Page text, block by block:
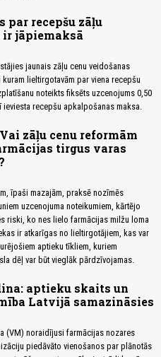
par recepšu zāļu
ir jāpiemaksā
jaunais zāļu cenu veidošanas
lieltirgotavām par viena recepšu
noteikts fiksēts uzcenojums 0,50
ieviesta recepšu apkalpošanas maksa.
zāļu cenu reformām
tirgus varas
īpaši mazajām, praksē nozīmēs
uzcenojuma noteikumiem, kārtējo
riski, ko nes lielo farmācijas milžu loma
ir atkarīgas no lieltirgotājiem, kas var
aptieku tīkliem, kuriem
dēļ var būt vieglāk pārdzīvojamas.
aptieku skaits un
Latvijā samazināsies
(VM) noraidījusi farmācijas nozares
piedāvāto vienošanos par plānotās